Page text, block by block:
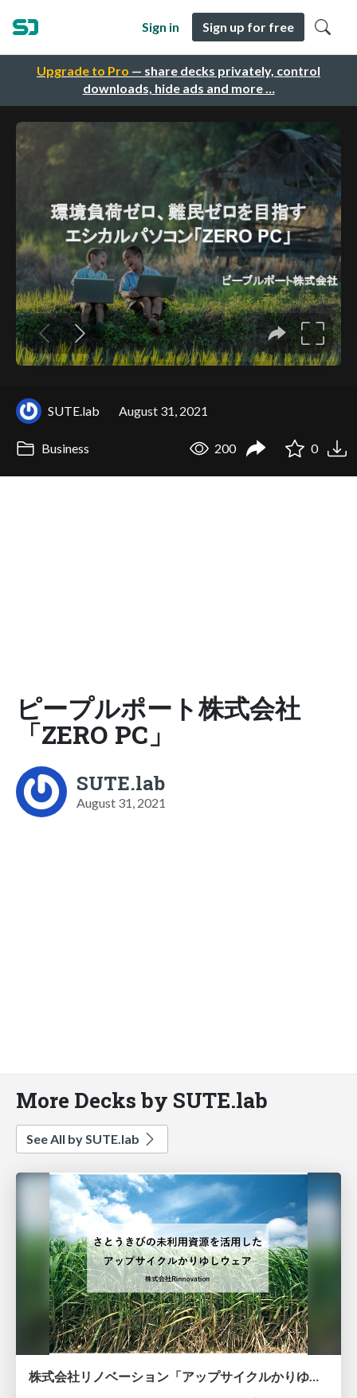
Upgrade to Pro — share decks privately, control
downloads, hide ads and more …
Sign in Sign up for free
SUTE.lab August 31, 2021
Business 200 0
ピープルポート株式会社
「ZERO PC」
SUTE.lab
August 31, 2021
More Decks by SUTE.lab
See All by SUTE.lab
株式会社リノベーション「アップサイクルかりゆし」